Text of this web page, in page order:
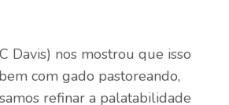
Davis) nos mostrou que isso
com gado pastoreando,
refinar a palatabilidade